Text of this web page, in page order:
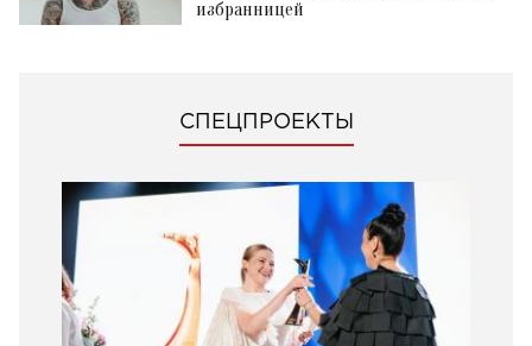
избранницей
СПЕЦПРОЕКТЫ